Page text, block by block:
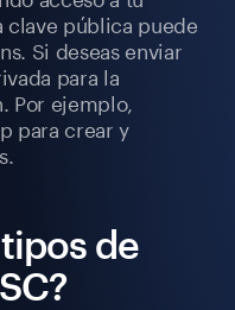
clave pública puede
Si deseas enviar
para la
Por ejemplo,
para crear y
de